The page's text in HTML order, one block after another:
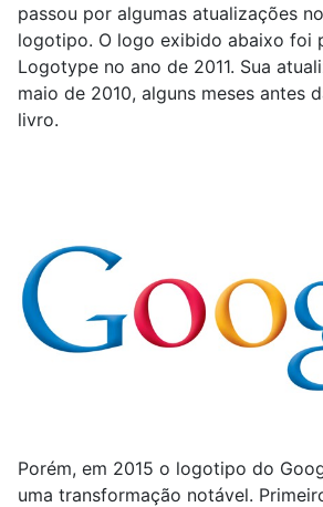
passou por algumas atualizações
logotipo. O logo exibido abaixo foi
Logotype no ano de 2011. Sua
maio de 2010, alguns meses antes
livro.
Porém, em 2015 o logotipo do
uma transformação notável.